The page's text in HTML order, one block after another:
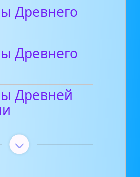
Древнего
Древнего
Древней